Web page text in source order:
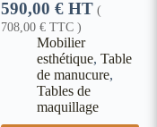
590,00 € HT (
708,00 € TTC )
Mobilier
esthétique, Table
de manucure,
Tables de
maquillage